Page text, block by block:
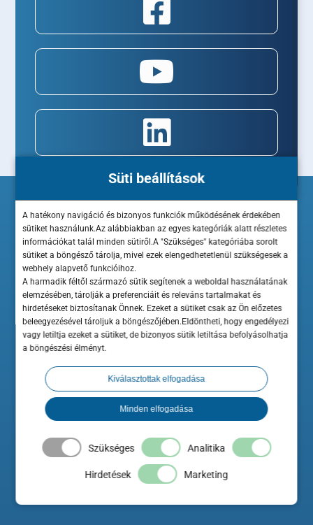
Süti beállítások
A hatékony navigáció és bizonyos funkciók működésének érdekében
sütiket használunk.Az alábbiakban az egyes kategóriák alatt részletes
információkat talál minden sütiről.A "Szükséges" kategóriába sorolt
sütiket a böngésző tárolja, mivel ezek elengedhetetlenül szükségesek a
webhely alapvető funkcióihoz.
A harmadik féltől származó sütik segítenek a weboldal használatának
elemzésében, tárolják a preferenciáit és releváns tartalmakat és
hirdetéseket biztosítanak Önnek. Ezeket a sütiket csak az Ön előzetes
beleegyezésével tároljuk a böngészőjében.Eldöntheti, hogy engedélyezi
vagy letiltja ezeket a sütiket, de bizonyos sütik letiltása befolyásolhatja
a böngészési élményt.
Kiválasztottak elfogadása
Minden elfogadása
Szükséges Analitika
Hirdetések Marketing
A ShopRenter hozzájárul a Minősített Szakértő Partner elnevezés és
ehhez kapcsolódó logo használatához a Szakértő weboldalán.
A Maximum Business az Országos Kereskedelmi és Iparkamara
hivatalos beszállítója és szakmai előadója.